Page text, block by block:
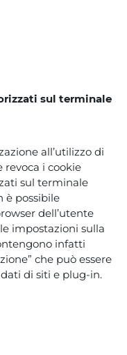
sul terminale
all’utilizzo di
i cookie
sul terminale
è possibile
dell’utente
impostazioni sulla
infatti
che può essere
di siti e plug-in.